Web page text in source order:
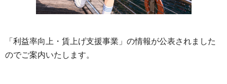
「利益率向上・賃上げ支援事業」の情報が公表されました
のでご案内いたします。